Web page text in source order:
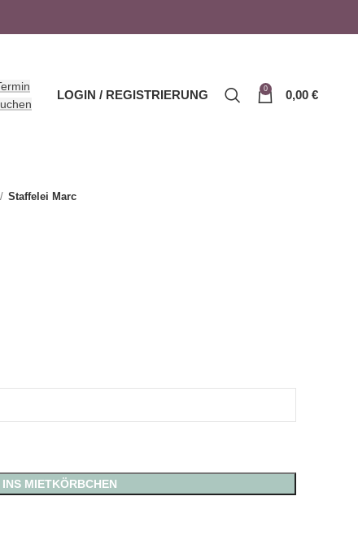
LOGIN / REGISTRIERUNG 0 0,00€
Staffelei Marc
INS MIETKÖRBCHEN